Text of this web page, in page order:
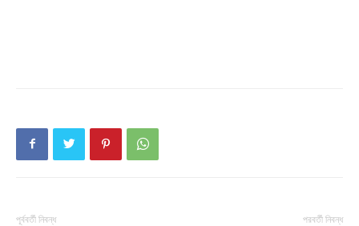
পূর্ববর্তী নিবন্ধ পরবর্তী নিবন্ধ